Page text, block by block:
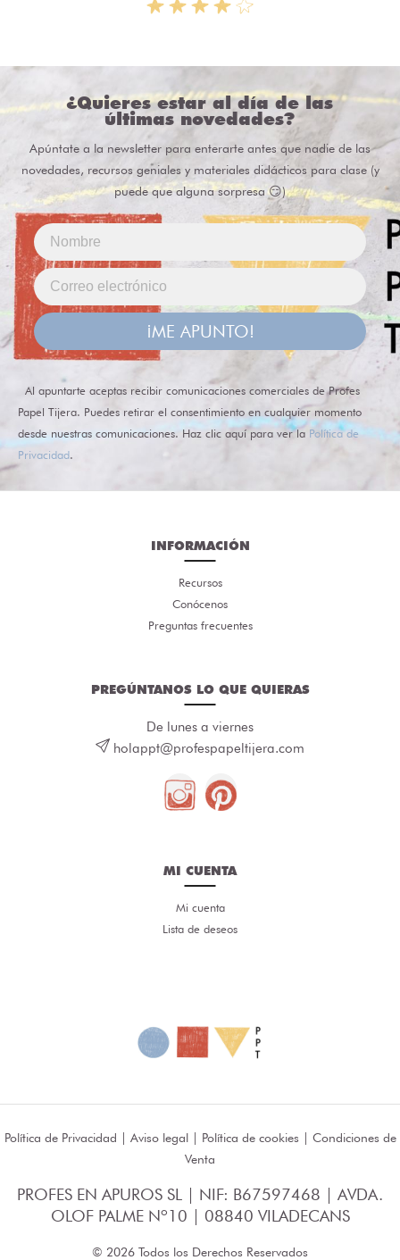
¿Quieres estar al día de las
últimas novedades?
Apúntate a la newsletter para enterarte antes que nadie de las
novedades, recursos geniales y materiales didácticos para clase (y
puede que alguna sorpresa 😏)
¡ME APUNTO!
Al apuntarte aceptas recibir comunicaciones comerciales de Profes
Papel Tijera. Puedes retirar el consentimiento en cualquier momento
desde nuestras comunicaciones. Haz clic aquí para ver la Política de
Privacidad.
INFORMACIÓN
Recursos
Conócenos
Preguntas frecuentes
PREGÚNTANOS LO QUE QUIERAS
De lunes a viernes
holappt@profespapeltijera.com
MI CUENTA
Mi cuenta
Lista de deseos
Política de Privacidad | Aviso legal| Política de cookies | Condiciones de
Venta
PROFES EN APUROS SL | NIF: B67597468 | AVDA.
OLOF PALME Nº10 | 08840 VILADECANS
© 2026 Todos los Derechos Reservados